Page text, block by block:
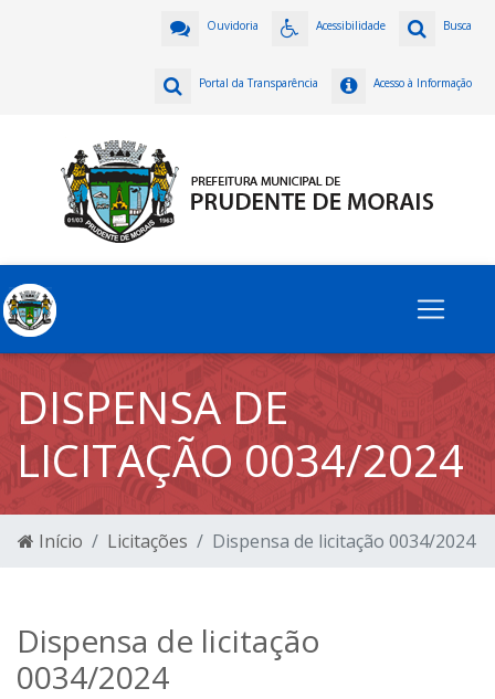
Busca
Acessibilidade
Ouvidoria
Acesso à Informação
Portal da Transparência
DISPENSA DE
LICITAÇÃO 0034/2024
Início Licitações Dispensa de licitação 0034/2024
Dispensa de licitação
0034/2024